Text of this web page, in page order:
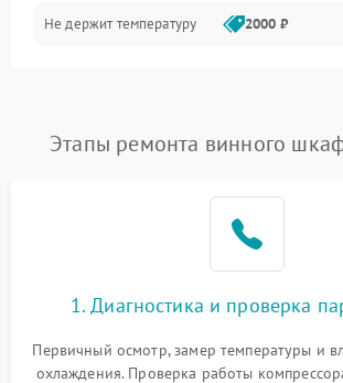
Не держит температуру 2000 ₽
Этапы ремонта винного
1. Диагностика и проверка
Первичный осмотр, замер температуры и
охлаждения. Проверка работы